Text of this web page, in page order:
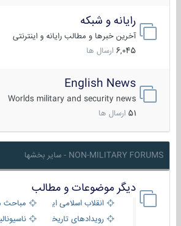
رایانه و شبکه
آخرین خبرها و مطالب رایانه و اینترنتی
6,045 ارسال ها
English News
Worlds military and security news
51 ارسال ها
NON-MILITARY FORUMS - سایر بخشها
دیگر موضوعات و مطالب
انقلاب اسلامی ایران
مباحث
رویدادهای تاریخی و مذهبی